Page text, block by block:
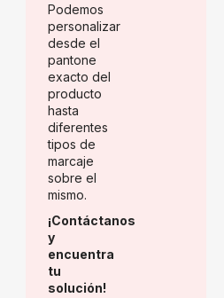
Podemos
personalizar
desde el
pantone
exacto del
producto
hasta
diferentes
tipos de
marcaje
sobre el
mismo.
¡Contáctanos
y
encuentra
tu
solución!